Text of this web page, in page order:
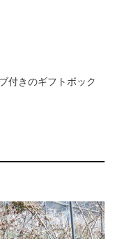
付きのギフトボック